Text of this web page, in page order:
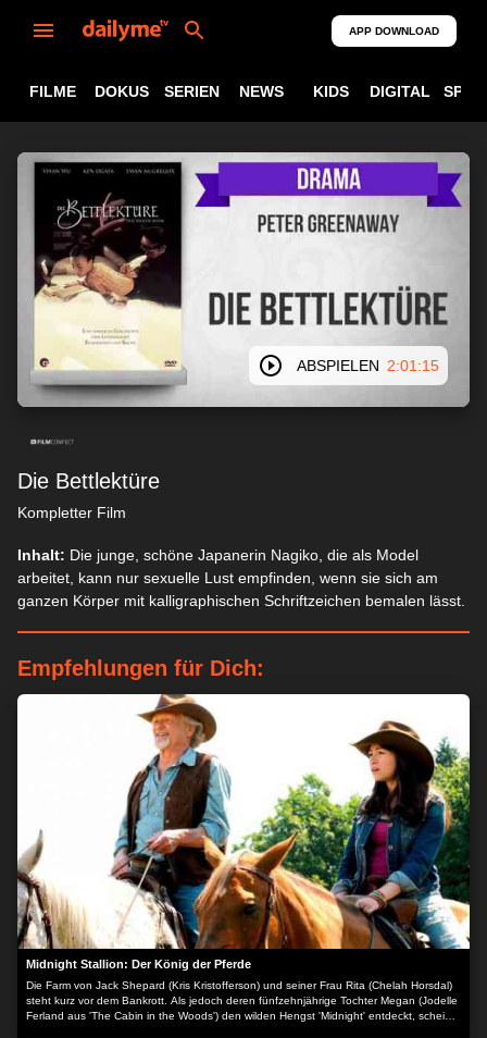
APP DOWNLOAD
FILME DOKUS SERIEN NEWS KIDS DIGITAL
ABSPIELEN 2:01:15
Die Bettlektüre
Kompletter Film
Inhalt: Die junge, schöne Japanerin Nagiko, die als Model
arbeitet, kann nur sexuelle Lust empfinden, wenn sie sich am
ganzen Körper mit kalligraphischen Schriftzeichen bemalen lässt.
Empfehlungen für Dich:
Midnight Stallion: Der König der Pferde
Die Farm von Jack Shepard (Kris Kristofferson) und seiner Frau Rita (Chelah Horsdal)
steht kurz vor dem Bankrott. Als jedoch deren fünfzehnjährige Tochter Megan (Jodelle
Ferland aus 'The Cabin in the Woods') den wilden Hengst 'Midnight' entdeckt, scheint